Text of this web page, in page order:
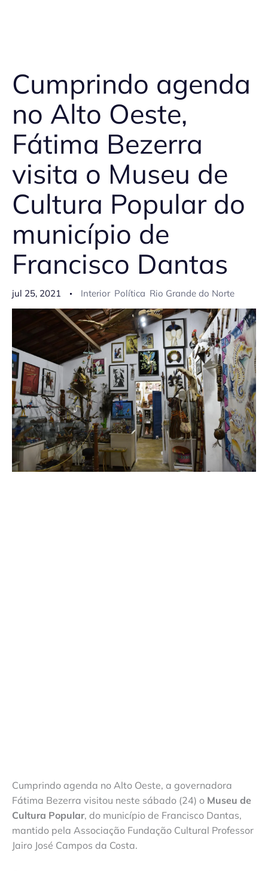
Cumprindo agenda
no Alto Oeste,
Fátima Bezerra
visita o Museu de
Cultura Popular do
município de
Francisco Dantas
jul 25, 2021 Interior Política Rio Grande do Norte
Cumprindo agenda no Alto Oeste, a governadora
Fátima Bezerra visitou neste sábado (24) o Museu de
Cultura Popular, do município de Francisco Dantas,
mantido pela Associação Fundação Cultural Professor
Jairo José Campos da Costa.